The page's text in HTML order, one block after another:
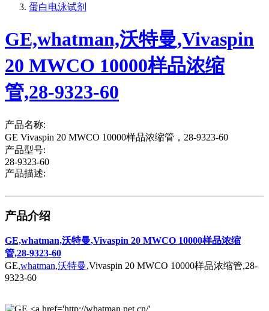
蛋白电泳试剂
GE,whatman,沃特曼,Vivaspin
20 MWCO 10000样品浓缩
管,28-9323-60
产品名称:
GE Vivaspin 20 MWCO 10000样品浓缩管，28-9323-60
产品型号:
28-9323-60
产品描述:
产品介绍
GE,whatman,沃特曼,Vivaspin 20 MWCO 10000样品浓缩
管,28-9323-60
GE,whatman,沃特曼,Vivaspin 20 MWCO 10000样品浓缩管,28-
9323-60